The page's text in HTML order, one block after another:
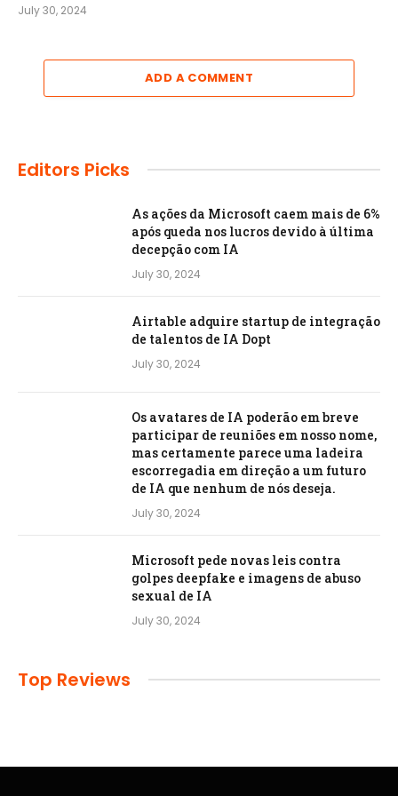
July 30, 2024
ADD A COMMENT
Editors Picks
As ações da Microsoft caem mais de 6%
após queda nos lucros devido à última
decepção com IA
July 30, 2024
Airtable adquire startup de integração
de talentos de IA Dopt
July 30, 2024
Os avatares de IA poderão em breve
participar de reuniões em nosso nome,
mas certamente parece uma ladeira
escorregadia em direção a um futuro
de IA que nenhum de nós deseja.
July 30, 2024
Microsoft pede novas leis contra
golpes deepfake e imagens de abuso
sexual de IA
July 30, 2024
Top Reviews